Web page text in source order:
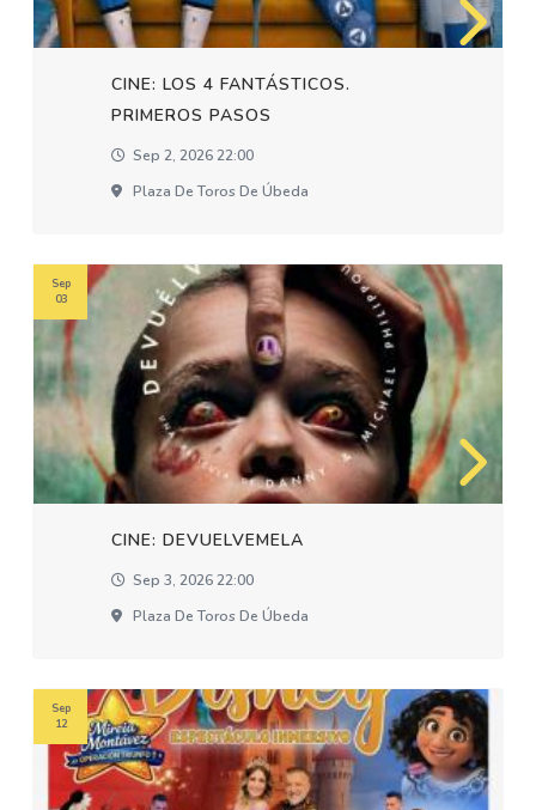
CINE: LOS 4 FANTÁSTICOS.
PRIMEROS PASOS
Sep 2, 2026 22:00
Plaza De Toros De Úbeda
CINE: DEVUELVEMELA
Sep 3, 2026 22:00
Plaza De Toros De Úbeda
Sep
03
Sep
12